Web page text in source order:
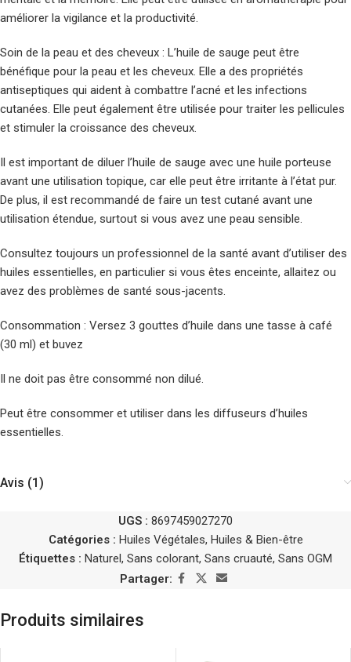
améliorer la vigilance et la productivité.
Soin de la peau et des cheveux : L’huile de sauge peut être
bénéfique pour la peau et les cheveux. Elle a des propriétés
antiseptiques qui aident à combattre l’acné et les infections
cutanées. Elle peut également être utilisée pour traiter les pellicules
et stimuler la croissance des cheveux.
Il est important de diluer l’huile de sauge avec une huile porteuse
avant une utilisation topique, car elle peut être irritante à l’état pur.
De plus, il est recommandé de faire un test cutané avant une
utilisation étendue, surtout si vous avez une peau sensible.
Consultez toujours un professionnel de la santé avant d’utiliser des
huiles essentielles, en particulier si vous êtes enceinte, allaitez ou
avez des problèmes de santé sous-jacents.
Consommation : Versez 3 gouttes d’huile dans une tasse à café
(30 ml) et buvez
Il ne doit pas être consommé non dilué.
Peut être consommer et utiliser dans les diffuseurs d’huiles
essentielles.
Avis (1)
UGS : 8697459027270
Catégories : Huiles Végétales, Huiles & Bien-être
Étiquettes : Naturel, Sans colorant, Sans cruauté, Sans OGM
Partager:
Produits similaires